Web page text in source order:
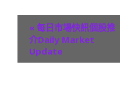
« 每日市場快訊個股推
介Daily Market
Update